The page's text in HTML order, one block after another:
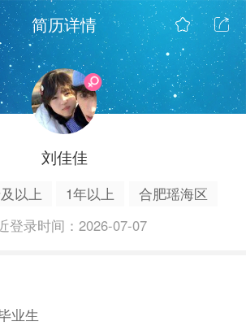
简历详情
刘佳佳
以上 1年以上
合肥瑶海区
登录时间：2026-07-07
业生